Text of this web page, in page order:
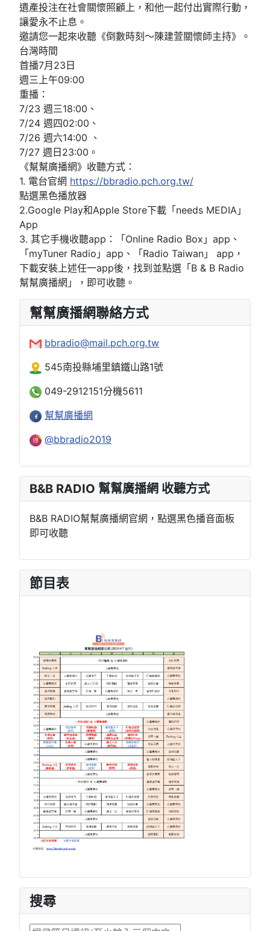
遺產投注在社會關懷照顧上，和他一起付出實際行動，
讓愛永不止息。
邀請您一起來收聽《倒數時刻～陳建萱關懷師主持》。
台灣時間
首播7月23日
週三上午09:00
重播：
7/23 週三18:00、
7/24 週四02:00、
7/26 週六14:00 、
7/27 週日23:00。
《幫幫廣播網》收聽方式：
1. 電台官網 https://bbradio.pch.org.tw/
點選黑色播放器
2.Google Play和Apple Store下載「needs MEDIA」
App
3. 其它手機收聽app：「Online Radio Box」app、
「myTuner Radio」app、「Radio Taiwan」 app，
下載安裝上述任一app後，找到並點選「B & B Radio
幫幫廣播網」，即可收聽。
幫幫廣播網聯絡方式
bbradio@mail.pch.org.tw
545南投縣埔里鎮鐵山路1號
049-2912151分機5611
幫幫廣播網
@bbradio2019
B&B RADIO 幫幫廣播網 收聽方式
B&B RADIO幫幫廣播網官網，點選黑色播音面板
即可收聽
節目表
搜尋